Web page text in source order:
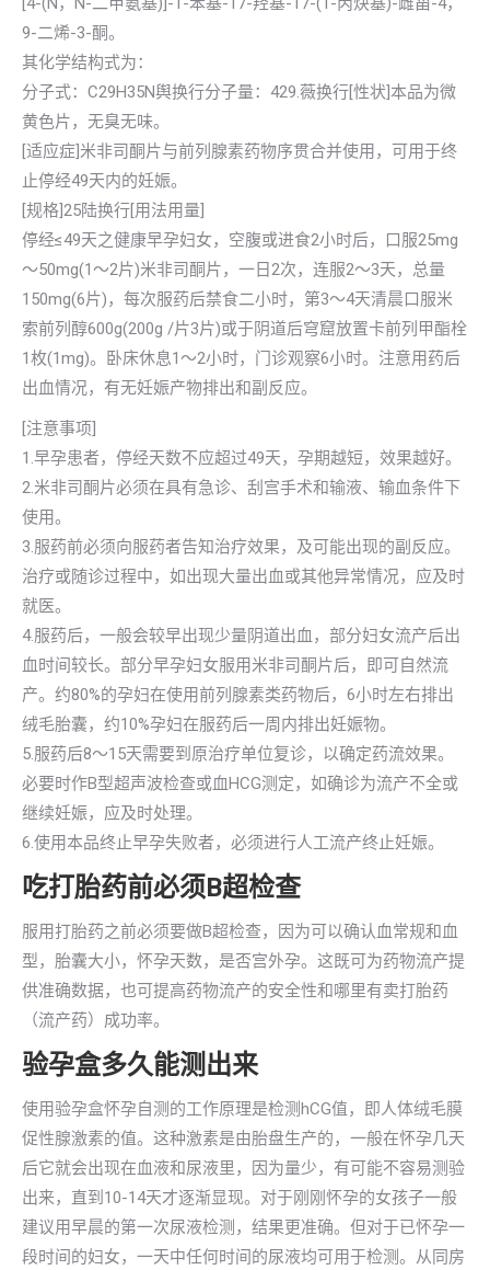
9-二烯-3-酮。
其化学结构式为：
分子式：C29H35N舆换行分子量：429.薇换行[性状]本品为微
黄色片，无臭无味。
[适应症]米非司酮片与前列腺素药物序贯合并使用，可用于终
止停经49天内的妊娠。
[规格]25陆换行[用法用量]
停经≤49天之健康早孕妇女，空腹或进食2小时后，口服25mg
～50mg(1～2片)米非司酮片，一日2次，连服2～3天，总量
150mg(6片)，每次服药后禁食二小时，第3～4天清晨口服米
索前列醇600g(200g /片3片)或于阴道后穹窟放置卡前列甲酯栓
1枚(1mg)。卧床休息1～2小时，门诊观察6小时。注意用药后
出血情况，有无妊娠产物排出和副反应。
[注意事项]
1.早孕患者，停经天数不应超过49天，孕期越短，效果越好。
2.米非司酮片必须在具有急诊、刮宫手术和输液、输血条件下
使用。
3.服药前必须向服药者告知治疗效果，及可能出现的副反应。
治疗或随诊过程中，如出现大量出血或其他异常情况，应及时
就医。
4.服药后，一般会较早出现少量阴道出血，部分妇女流产后出
血时间较长。部分早孕妇女服用米非司酮片后，即可自然流
产。约80%的孕妇在使用前列腺素类药物后，6小时左右排出
绒毛胎囊，约10%孕妇在服药后一周内排出妊娠物。
5.服药后8～15天需要到原治疗单位复诊，以确定药流效果。
必要时作B型超声波检查或血HCG测定，如确诊为流产不全或
继续妊娠，应及时处理。
6.使用本品终止早孕失败者，必须进行人工流产终止妊娠。
吃打胎药前必须B超检查
服用打胎药之前必须要做B超检查，因为可以确认血常规和血
型，胎囊大小，怀孕天数，是否宫外孕。这既可为药物流产提
供准确数据，也可提高药物流产的安全性和哪里有卖打胎药
（流产药）成功率。
验孕盒多久能测出来
使用验孕盒怀孕自测的工作原理是检测hCG值，即人体绒毛膜
促性腺激素的值。这种激素是由胎盘生产的，一般在怀孕几天
后它就会出现在血液和尿液里，因为量少，有可能不容易测验
出来，直到10-14天才逐渐显现。对于刚刚怀孕的女孩子一般
建议用早晨的第一次尿液检测，结果更准确。但对于已怀孕一
段时间的妇女，一天中任何时间的尿液均可用于检测。从同房